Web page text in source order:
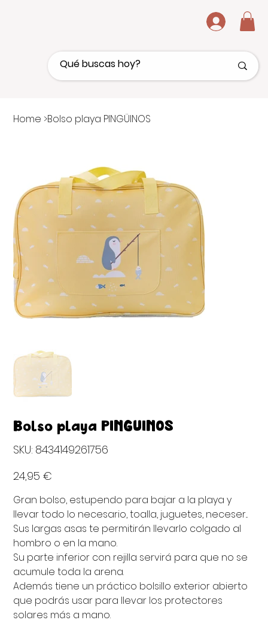
.
Home >Bolso playa PINGÜINOS
Bolso playa PINGÜINOS
SKU: 8434149261756
8434149261756
24,95 €
Gran bolso, estupendo para bajar a la playa y
llevar todo lo necesario, toalla, juguetes, neceser...
Sus largas asas te permitirán llevarlo colgado al
hombro o en la mano.
Su parte inferior con rejilla servirá para que no se
acumule toda la arena.
Además tiene un práctico bolsillo exterior abierto
que podrás usar para llevar los protectores
solares más a mano.